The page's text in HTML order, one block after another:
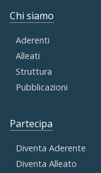
Chi siamo
Aderenti
Alleati
Struttura
Pubblicazioni
Partecipa
Diventa Aderente
Diventa Alleato